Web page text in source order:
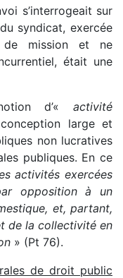
s’interrogeait sur
syndicat, exercée
de mission et ne
était une
d’« activité
large et
non lucratives
publiques. En ce
activités exercées
opposition à un
et, partant,
de la collectivité en
» (Pt 76).
de droit public